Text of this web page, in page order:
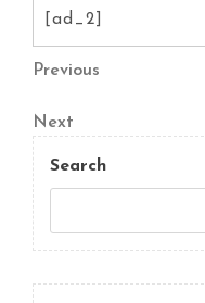
[ad_2]
Post
navigation
Previous
Previous
Next
Post
Next
Search